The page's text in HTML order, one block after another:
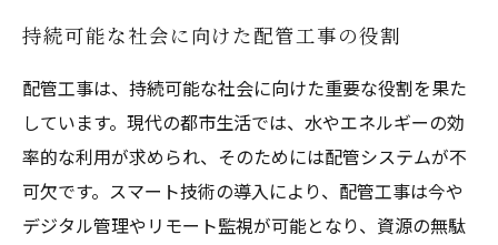
持続可能な社会に向けた配管工事の役割
配管工事は、持続可能な社会に向けた重要な役割を果た
しています。現代の都市生活では、水やエネルギーの効
率的な利用が求められ、そのためには配管システムが不
可欠です。スマート技術の導入により、配管工事は今や
デジタル管理やリモート監視が可能となり、資源の無駄